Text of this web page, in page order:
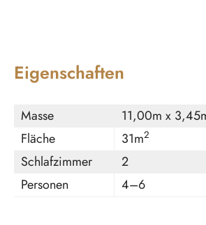
Eigenschaften
Masse
11,00m x
Fläche
31m2
Schlafzimmer
2
Personen
4–6